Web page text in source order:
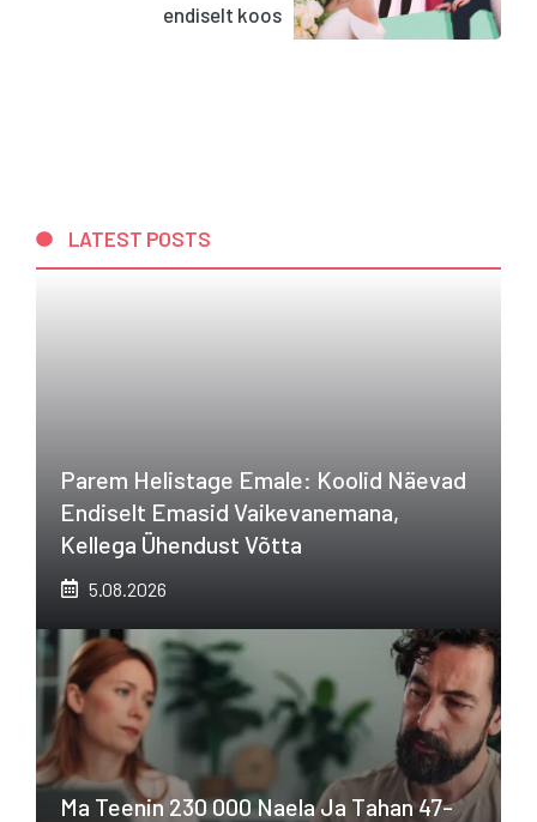
endiselt koos
LATEST POSTS
Parem Helistage Emale: Koolid Näevad
Endiselt Emasid Vaikevanemana,
Kellega Ühendust Võtta
5.08.2026
Ma Teenin 230 000 Naela Ja Tahan 47-